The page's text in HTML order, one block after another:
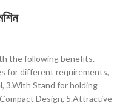
the following benefits.
for different requirements,
3.With Stand for holding
Design, 5.Attractive